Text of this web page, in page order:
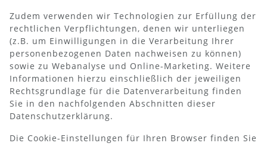
Zudem verwenden wir Technologien zur Erfüllung der
rechtlichen Verpflichtungen, denen wir unterliegen
(z.B. um Einwilligungen in die Verarbeitung Ihrer
personenbezogenen Daten nachweisen zu können)
sowie zu Webanalyse und Online-Marketing. Weitere
Informationen hierzu einschließlich der jeweiligen
Rechtsgrundlage für die Datenverarbeitung finden
Sie in den nachfolgenden Abschnitten dieser
Datenschutzerklärung.
Die Cookie-Einstellungen für Ihren Browser finden Sie